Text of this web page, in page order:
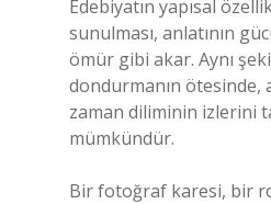
Edebiyatın yapısal
sunulması, anlatının
ömür gibi akar. Aynı
dondurmanın ötesinde,
zaman diliminin izlerini
mümkündür.
Bir fotoğraf karesi, bir